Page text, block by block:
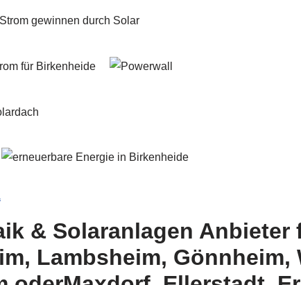
& Solaranlagen Anbieter
Lambsheim,